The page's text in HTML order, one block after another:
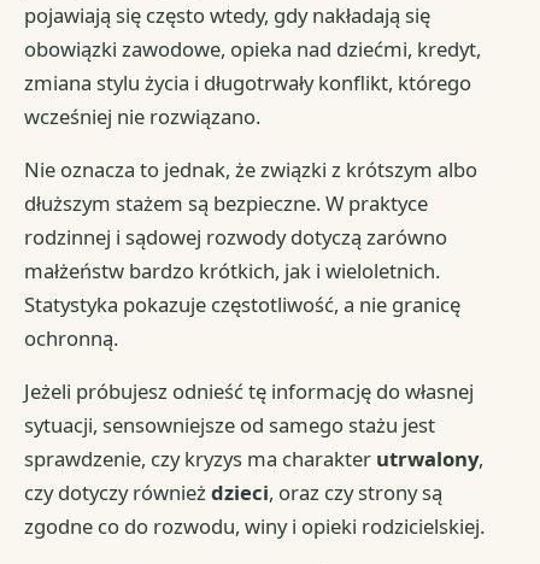
pojawiają się często wtedy, gdy nakładają się
obowiązki zawodowe, opieka nad dziećmi, kredyt,
zmiana stylu życia i długotrwały konflikt, którego
wcześniej nie rozwiązano.
Nie oznacza to jednak, że związki z krótszym albo
dłuższym stażem są bezpieczne. W praktyce
rodzinnej i sądowej rozwody dotyczą zarówno
małżeństw bardzo krótkich, jak i wieloletnich.
Statystyka pokazuje częstotliwość, a nie granicę
ochronną.
Jeżeli próbujesz odnieść tę informację do własnej
sytuacji, sensowniejsze od samego stażu jest
sprawdzenie, czy kryzys ma charakter utrwalony,
czy dotyczy równieżdzieci, oraz czy strony są
zgodne co do rozwodu, winy i opieki rodzicielskiej.